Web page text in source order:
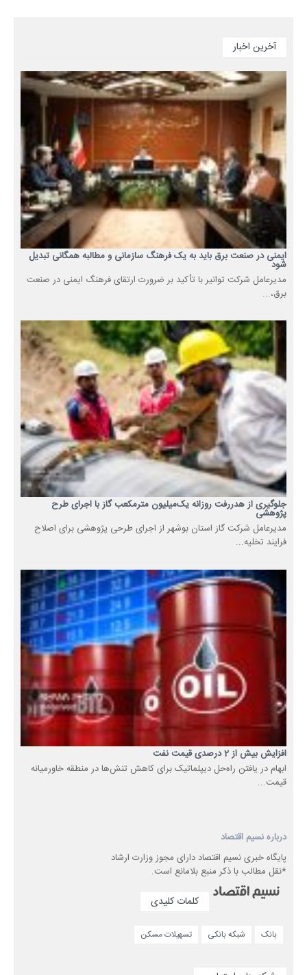
آخرین اخبار
ایمنی در صنعت برق باید به یک فرهنگ سازمانی و مطالبه همگانی تبدیل
شود
مدیرعامل شرکت توانیر با تأکید بر ضرورت ارتقای فرهنگ ایمنی در صنعت
برق،...
جلوگیری از هدررفت روزانه یک‌میلیون مترمکعب گاز با اجرای طرح
پژوهشی
مدیرعامل شرکت گاز استان بوشهر از اجرای طرحی پژوهشی برای اصلاح
فرایند تخلیه...
افزایش بیش از 2 درصدی قیمت نفت
ابهام در یافتن راه‌حل‌ دیپلماتیک برای کاهش تنش‌ها در منطقه خاورمیانه
قیمت...
درباره نسیم اقتصاد
پایگاه خبری نسیم اقتصاد دارای مجوز وزارت ارشاد
*نقل مطالب با ذکر منبع بلامانع است.
کلمات کلیدی
شبکه بانکی تسهیلات مسکن